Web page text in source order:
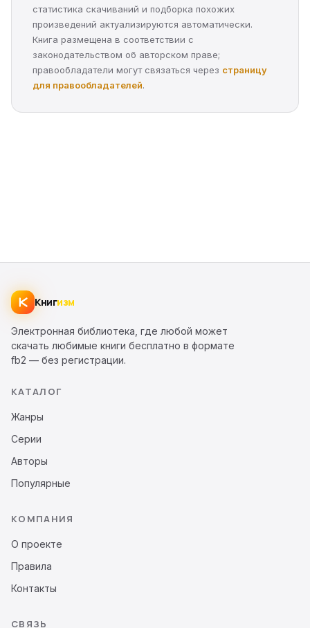
статистика скачиваний и подборка похожих
произведений актуализируются автоматически.
Книга размещена в соответствии с
законодательством об авторском праве;
правообладатели могут связаться через страницу
для правообладателей.
Книгизм
Электронная библиотека, где любой может
скачать любимые книги бесплатно в формате
fb2 — без регистрации.
КАТАЛОГ
Жанры
Серии
Авторы
Популярные
КОМПАНИЯ
О проекте
Правила
Контакты
СВЯЗЬ